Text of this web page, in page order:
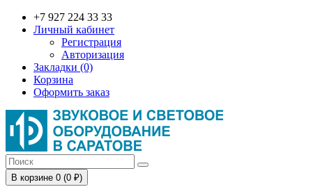
+7 927 224 33 33
Личный кабинет
Регистрация
Авторизация
Закладки (0)
Корзина
Оформить заказ
В корзине 0 (0 ₽)